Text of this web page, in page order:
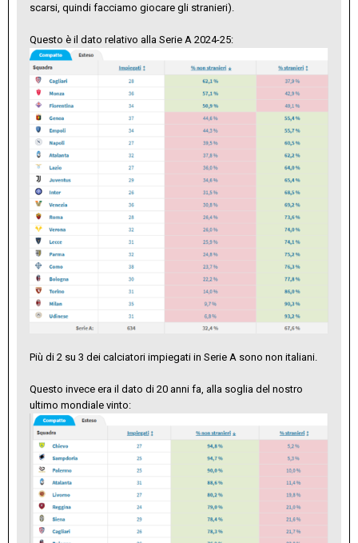
scarsi, quindi facciamo giocare gli stranieri).
Questo è il dato relativo alla Serie A 2024-25:
Più di 2 su 3 dei calciatori impiegati in Serie A sono non italiani.
Questo invece era il dato di 20 anni fa, alla soglia del nostro
ultimo mondiale vinto: